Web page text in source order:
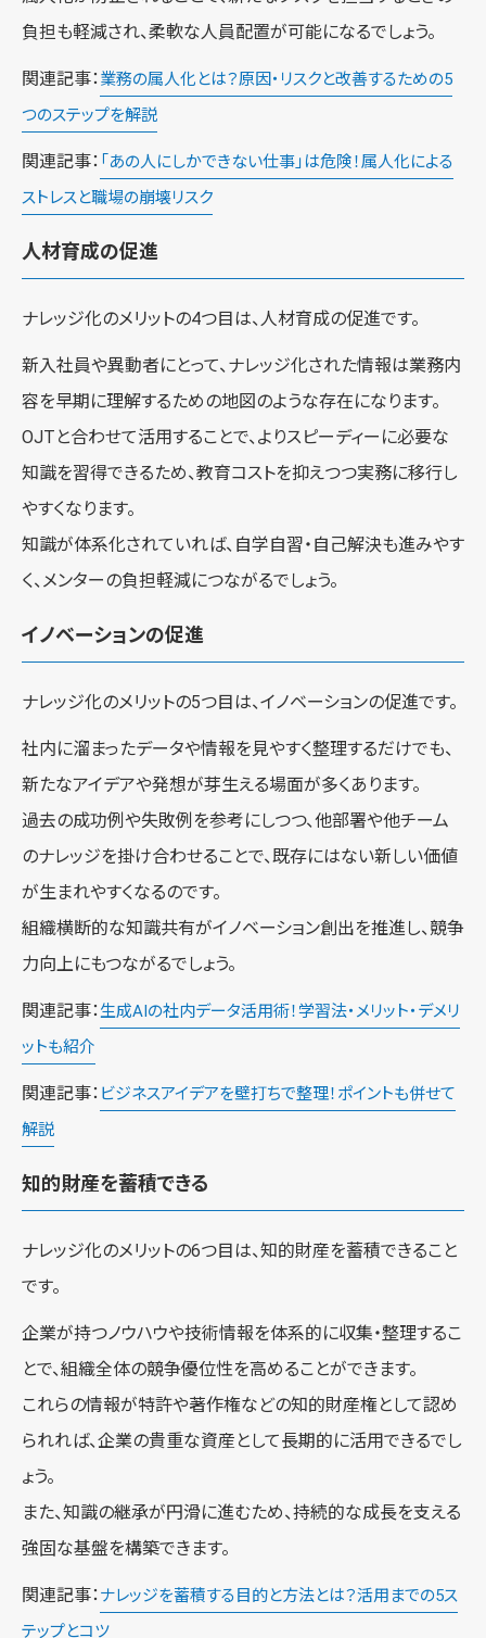
負担も軽減され、柔軟な人員配置が可能になるでしょう。
関連記事： 業務の属人化とは？原因・リスクと改善するための5
つのステップを解説
関連記事： 「あの人にしかできない仕事」は危険！属人化による
ストレスと職場の崩壊リスク
人材育成の促進
ナレッジ化のメリットの4つ目は、人材育成の促進です。
新入社員や異動者にとって、ナレッジ化された情報は業務内
容を早期に理解するための地図のような存在になります。
OJTと合わせて活用することで、よりスピーディーに必要な
知識を習得できるため、教育コストを抑えつつ実務に移行し
やすくなります。
知識が体系化されていれば、自学自習・自己解決も進みやす
く、メンターの負担軽減につながるでしょう。
イノベーションの促進
ナレッジ化のメリットの5つ目は、イノベーションの促進です。
社内に溜まったデータや情報を見やすく整理するだけでも、
新たなアイデアや発想が芽生える場面が多くあります。
過去の成功例や失敗例を参考にしつつ、他部署や他チーム
のナレッジを掛け合わせることで、既存にはない新しい価値
が生まれやすくなるのです。
組織横断的な知識共有がイノベーション創出を推進し、競争
力向上にもつながるでしょう。
関連記事：生成AIの社内データ活用術！学習法・メリット・デメリ
ットも紹介
関連記事： ビジネスアイデアを壁打ちで整理！ポイントも併せて
解説
知的財産を蓄積できる
ナレッジ化のメリットの6つ目は、知的財産を蓄積できること
です。
企業が持つノウハウや技術情報を体系的に収集・整理するこ
とで、組織全体の競争優位性を高めることができます。
これらの情報が特許や著作権などの知的財産権として認め
られれば、企業の貴重な資産として長期的に活用できるでし
ょう。
また、知識の継承が円滑に進むため、持続的な成長を支える
強固な基盤を構築できます。
関連記事： ナレッジを蓄積する目的と方法とは？活用までの5ス
テップとコツ